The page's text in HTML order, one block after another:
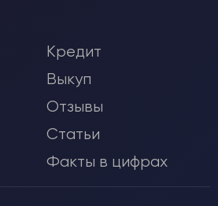
Кредит
Выкуп
Отзывы
Статьи
Факты в цифрах